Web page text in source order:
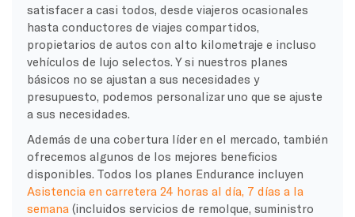
satisfacer a casi todos, desde viajeros ocasionales
hasta conductores de viajes compartidos,
propietarios de autos con alto kilometraje e incluso
vehículos de lujo selectos. Y si nuestros planes
básicos no se ajustan a sus necesidades y
presupuesto, podemos personalizar uno que se ajuste
a sus necesidades.
Además de una cobertura líder en el mercado, también
ofrecemos algunos de los mejores beneficios
disponibles. Todos los planes Endurance incluyen
Asistencia en carretera 24 horas al día, 7 días a la
semana (incluidos servicios de remolque, suministro